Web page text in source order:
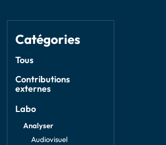
Catégories
Tous
Contributions
externes
Labo
Analyser
Audiovisuel